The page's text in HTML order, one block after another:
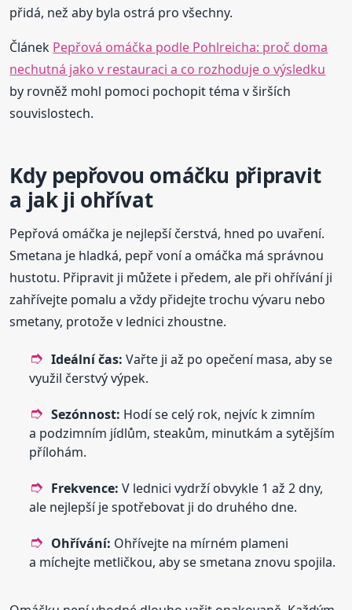
přidá, než aby byla ostrá pro všechny.
Článek Pepřová omáčka podle Pohlreicha: proč doma
nechutná jako v restauraci a co rozhoduje o výsledku
by rovněž mohl pomoci pochopit téma v širších
souvislostech.
Kdy pepřovou omáčku připravit
a jak ji ohřívat
Pepřová omáčka je nejlepší čerstvá, hned po uvaření.
Smetana je hladká, pepř voní a omáčka má správnou
hustotu. Připravit ji můžete i předem, ale při ohřívání ji
zahřívejte pomalu a vždy přidejte trochu vývaru nebo
smetany, protože v lednici zhoustne.
Ideální čas: Vařte ji až po opečení masa, aby se
využil čerstvý výpek.
Sezónnost: Hodí se celý rok, nejvíc k zimním
a podzimním jídlům, steakům, minutkám a sytějším
přílohám.
Frekvence: V lednici vydrží obvykle 1 až 2 dny,
ale nejlepší je spotřebovat ji do druhého dne.
Ohřívání: Ohřívejte na mírném plameni
a míchejte metličkou, aby se smetana znovu spojila.